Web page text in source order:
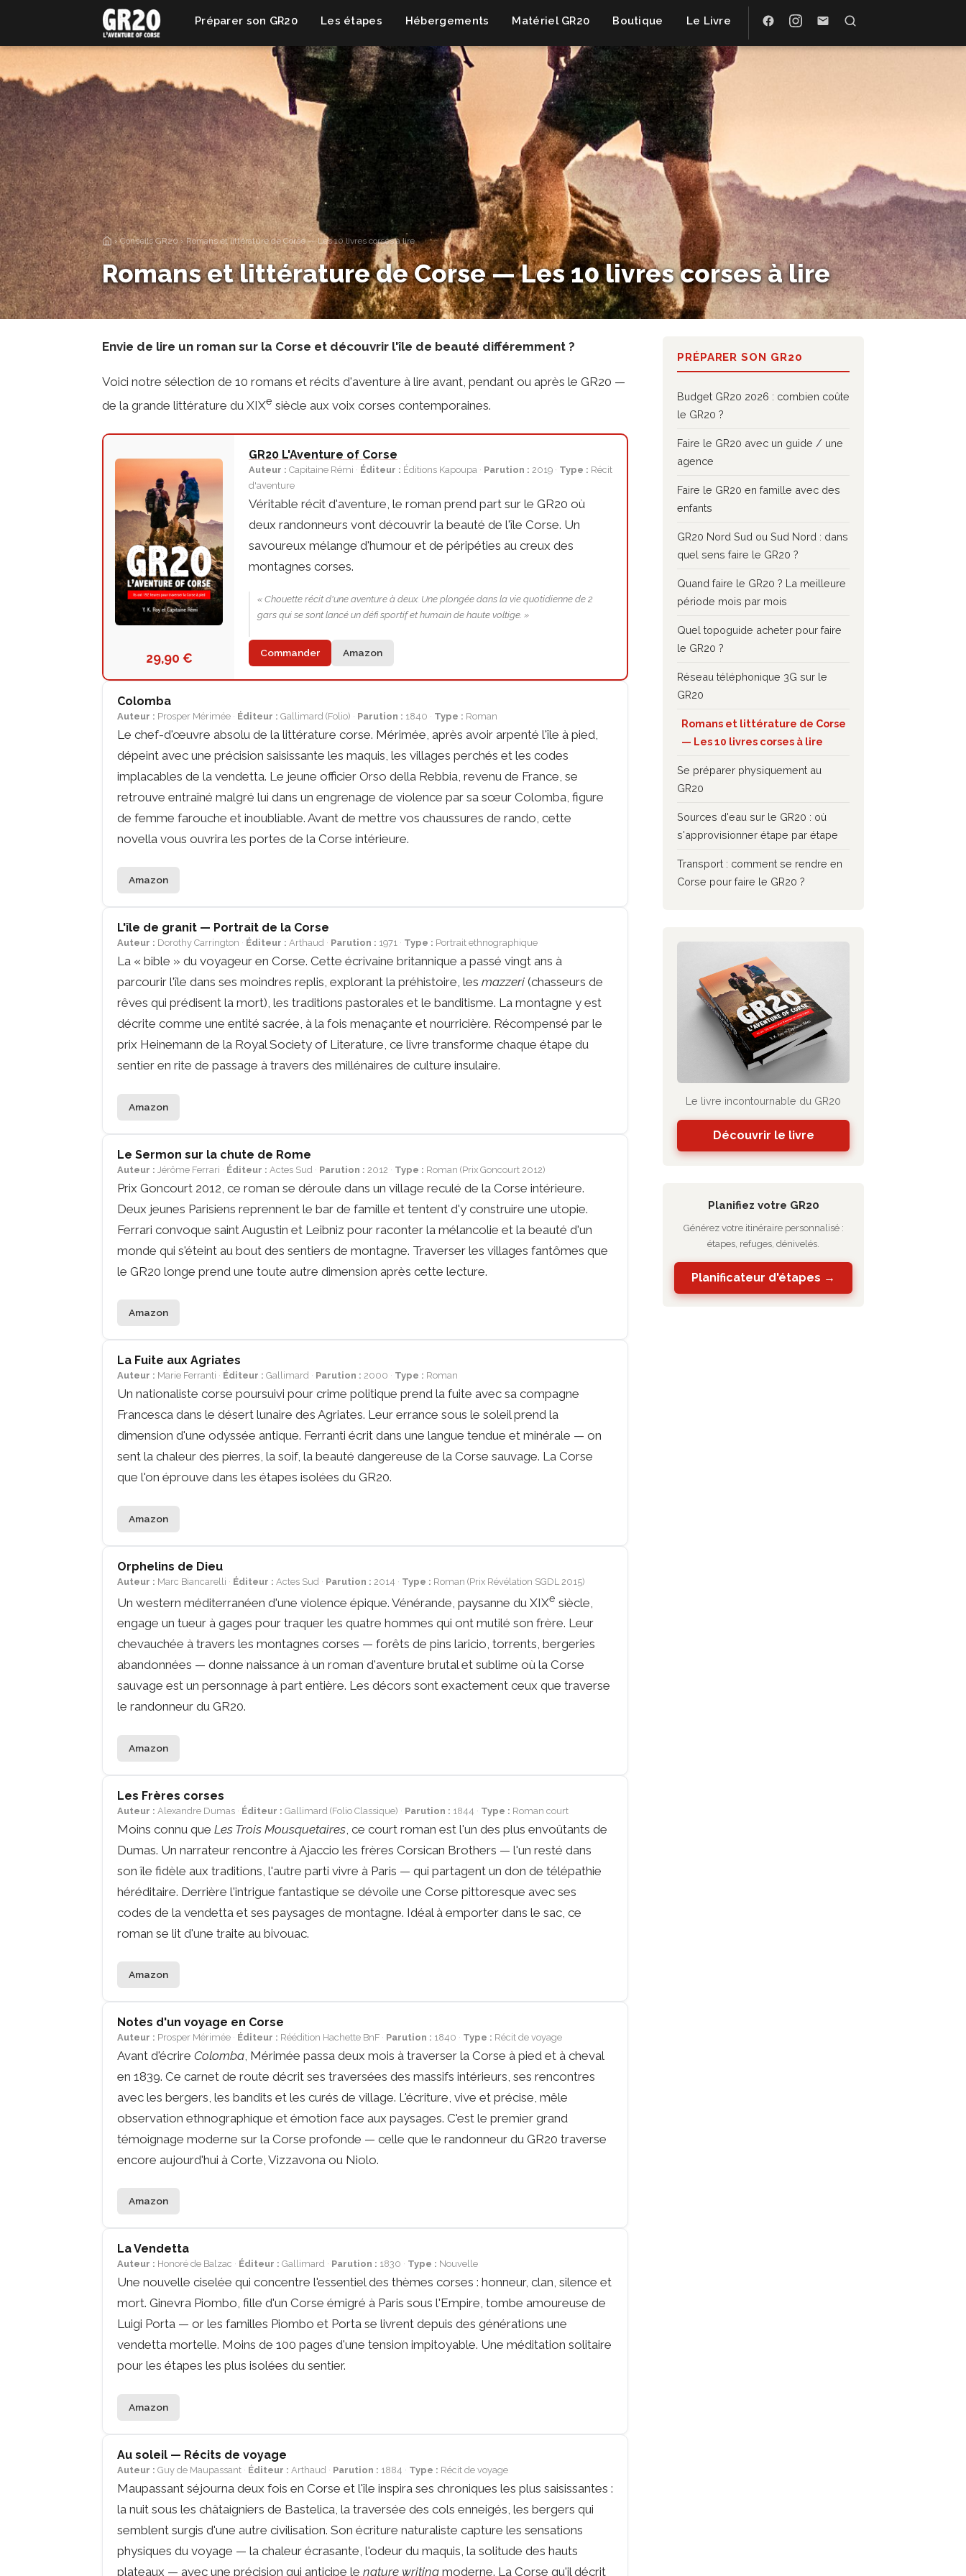
Préparer son GR20 Les étapes Hébergements Matériel GR20 Boutique Le Livre
›Conseils GR20›Romans et littérature de Corse — Les 10 livres corses à lire
Romans et littérature de Corse — Les 10 livres corses à lire
Envie de lire un roman sur la Corse et découvrir l'île de beauté différemment ?
Voici notre sélection de 10 romans et récits d'aventure à lire avant, pendant ou après le GR20 —
de la grande littérature du XIXe siècle aux voix corses contemporaines.
29,90 €
GR20 L'Aventure of Corse
Auteur : Capitaine Rémi Éditeur : Éditions Kapoupa Parution : 2019 Type : Récit
d'aventure
Véritable récit d'aventure, le roman prend part sur le GR20 où
deux randonneurs vont découvrir la beauté de l'île Corse. Un
savoureux mélange d'humour et de péripéties au creux des
montagnes corses.
« Chouette récit d'une aventure à deux. Une plongée dans la vie quotidienne de 2
gars qui se sont lancé un défi sportif et humain de haute voltige. »
Commander Amazon
Colomba
Auteur : Prosper Mérimée Éditeur : Gallimard (Folio) Parution : 1840 Type : Roman
Le chef-d'œuvre absolu de la littérature corse. Mérimée, après avoir arpenté l'île à pied,
dépeint avec une précision saisissante les maquis, les villages perchés et les codes
implacables de la vendetta. Le jeune officier Orso della Rebbia, revenu de France, se
retrouve entraîné malgré lui dans un engrenage de violence par sa sœur Colomba, figure
de femme farouche et inoubliable. Avant de mettre vos chaussures de rando, cette
novella vous ouvrira les portes de la Corse intérieure.
Amazon
L'île de granit — Portrait de la Corse
Auteur : Dorothy Carrington Éditeur : Arthaud Parution : 1971 Type : Portrait ethnographique
La « bible » du voyageur en Corse. Cette écrivaine britannique a passé vingt ans à
parcourir l'île dans ses moindres replis, explorant la préhistoire, les mazzeri (chasseurs de
rêves qui prédisent la mort), les traditions pastorales et le banditisme. La montagne y est
décrite comme une entité sacrée, à la fois menaçante et nourricière. Récompensé par le
prix Heinemann de la Royal Society of Literature, ce livre transforme chaque étape du
sentier en rite de passage à travers des millénaires de culture insulaire.
Amazon
Le Sermon sur la chute de Rome
Auteur : Jérôme Ferrari Éditeur : Actes Sud Parution : 2012 Type : Roman (Prix Goncourt 2012)
Prix Goncourt 2012, ce roman se déroule dans un village reculé de la Corse intérieure.
Deux jeunes Parisiens reprennent le bar de famille et tentent d'y construire une utopie.
Ferrari convoque saint Augustin et Leibniz pour raconter la mélancolie et la beauté d'un
monde qui s'éteint au bout des sentiers de montagne. Traverser les villages fantômes que
le GR20 longe prend une toute autre dimension après cette lecture.
Amazon
La Fuite aux Agriates
Auteur : Marie Ferranti Éditeur : Gallimard Parution : 2000 Type : Roman
Un nationaliste corse poursuivi pour crime politique prend la fuite avec sa compagne
Francesca dans le désert lunaire des Agriates. Leur errance sous le soleil prend la
dimension d'une odyssée antique. Ferranti écrit dans une langue tendue et minérale — on
sent la chaleur des pierres, la soif, la beauté dangereuse de la Corse sauvage. La Corse
que l'on éprouve dans les étapes isolées du GR20.
Amazon
Orphelins de Dieu
Auteur : Marc Biancarelli Éditeur : Actes Sud Parution : 2014 Type : Roman (Prix Révélation SGDL 2015)
Un western méditerranéen d'une violence épique. Vénérande, paysanne du XIXe siècle,
engage un tueur à gages pour traquer les quatre hommes qui ont mutilé son frère. Leur
chevauchée à travers les montagnes corses — forêts de pins laricio, torrents, bergeries
abandonnées — donne naissance à un roman d'aventure brutal et sublime où la Corse
sauvage est un personnage à part entière. Les décors sont exactement ceux que traverse
le randonneur du GR20.
Amazon
Les Frères corses
Auteur : Alexandre Dumas Éditeur : Gallimard (Folio Classique) Parution : 1844 Type : Roman court
Moins connu que Les Trois Mousquetaires , ce court roman est l'un des plus envoûtants de
Dumas. Un narrateur rencontre à Ajaccio les frères Corsican Brothers — l'un resté dans
son île fidèle aux traditions, l'autre parti vivre à Paris — qui partagent un don de télépathie
héréditaire. Derrière l'intrigue fantastique se dévoile une Corse pittoresque avec ses
codes de la vendetta et ses paysages de montagne. Idéal à emporter dans le sac, ce
roman se lit d'une traite au bivouac.
Amazon
Notes d'un voyage en Corse
Auteur : Prosper Mérimée Éditeur : Réédition Hachette BnF Parution : 1840 Type : Récit de voyage
Avant d'écrire Colomba, Mérimée passa deux mois à traverser la Corse à pied et à cheval
en 1839. Ce carnet de route décrit ses traversées des massifs intérieurs, ses rencontres
avec les bergers, les bandits et les curés de village. L'écriture, vive et précise, mêle
observation ethnographique et émotion face aux paysages. C'est le premier grand
témoignage moderne sur la Corse profonde — celle que le randonneur du GR20 traverse
encore aujourd'hui à Corte, Vizzavona ou Niolo.
Amazon
La Vendetta
Auteur : Honoré de Balzac Éditeur : Gallimard Parution : 1830 Type : Nouvelle
Une nouvelle ciselée qui concentre l'essentiel des thèmes corses : honneur, clan, silence et
mort. Ginevra Piombo, fille d'un Corse émigré à Paris sous l'Empire, tombe amoureuse de
Luigi Porta — or les familles Piombo et Porta se livrent depuis des générations une
vendetta mortelle. Moins de 100 pages d'une tension impitoyable. Une méditation solitaire
pour les étapes les plus isolées du sentier.
Amazon
Au soleil — Récits de voyage
Auteur : Guy de Maupassant Éditeur : Arthaud Parution : 1884 Type : Récit de voyage
Maupassant séjourna deux fois en Corse et l'île inspira ses chroniques les plus saisissantes :
la nuit sous les châtaigniers de Bastelica, la traversée des cols enneigés, les bergers qui
semblent surgis d'une autre civilisation. Son écriture naturaliste capture les sensations
physiques du voyage — la chaleur écrasante, l'odeur du maquis, la solitude des hauts
plateaux — avec une précision qui anticipe le nature writing moderne. La Corse qu'il décrit
PRÉPARER SON GR20
Budget GR20 2026 : combien coûte
le GR20 ?
Faire le GR20 avec un guide / une
agence
Faire le GR20 en famille avec des
enfants
GR20 Nord Sud ou Sud Nord : dans
quel sens faire le GR20 ?
Quand faire le GR20 ? La meilleure
période mois par mois
Quel topoguide acheter pour faire
le GR20 ?
Réseau téléphonique 3G sur le
GR20
Romans et littérature de Corse
— Les 10 livres corses à lire
Se préparer physiquement au
GR20
Sources d'eau sur le GR20 : où
s'approvisionner étape par étape
Transport : comment se rendre en
Corse pour faire le GR20 ?
Le livre incontournable du GR20
Découvrir le livre
Planifiez votre GR20
Générez votre itinéraire personnalisé :
étapes, refuges, dénivelés.
Planificateur d'étapes →